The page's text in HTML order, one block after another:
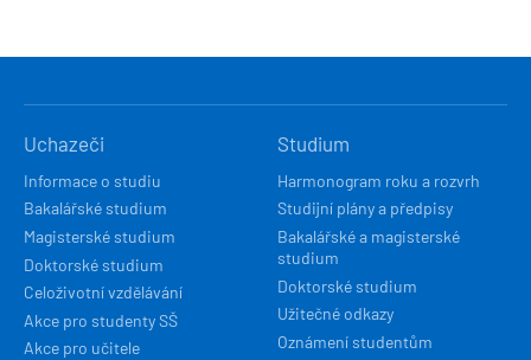
NAVIGACE
Uchazeči
Informace o studiu
Bakalářské studium
Magisterské studium
Doktorské studium
Celoživotní vzdělávání
Akce pro studenty SŠ
Akce pro učitele
Studium
Harmonogram roku a rozvrh
Studijní plány a předpisy
Bakalářské a magisterské
studium
Doktorské studium
Užitečné odkazy
Oznámení studentům